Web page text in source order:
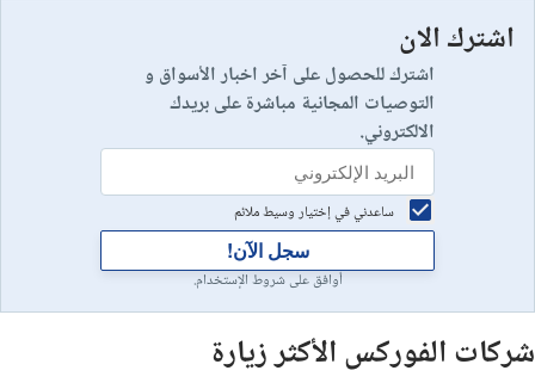
10
اشترك الان
اشترك للحصول على آخر اخبار الأسواق و
التوصيات المجانية مباشرة على بريدك
الالكتروني.
ساعدني في إختيار وسيط ملائم
سجل الآن!
أوافق على شروط الإستخدام.
شركات الفوركس الأكثر زيارة